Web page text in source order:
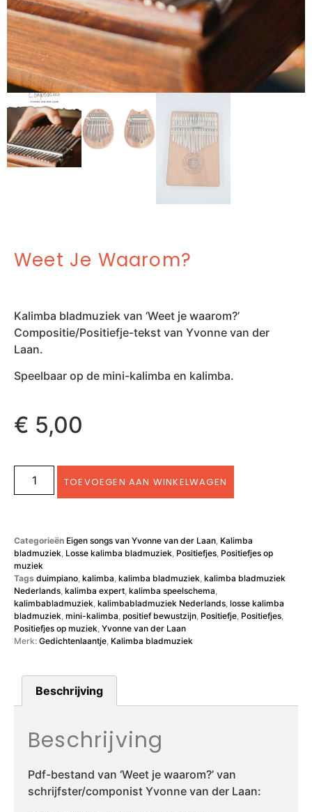
Weet Je Waarom?
Kalimba bladmuziek van ‘Weet je waarom?’
Compositie/Positiefje-tekst van Yvonne van der
Laan.
Speelbaar op de mini-kalimba en kalimba.
€ 5,00
TOEVOEGEN AAN WINKELWAGEN
Categorieën Eigen songs van Yvonne van der Laan Kalimba
bladmuziek Losse kalimba bladmuziek Positiefjes Positiefjes op
muziek
Tags duimpiano kalimba kalimba bladmuziek kalimba bladmuziek
Nederlands kalimba expert kalimba speelschema
kalimbabladmuziek kalimbabladmuziek Nederlands losse kalimba
bladmuziek mini-kalimba positief bewustzijn Positiefje Positiefjes
Positiefjes op muziek Yvonne van der Laan
Merk: Gedichtenlaantje Kalimba bladmuziek
Beschrijving
Beschrijving
Pdf-bestand van ‘Weet je waarom?’ van
schrijfster/componist Yvonne van der Laan: